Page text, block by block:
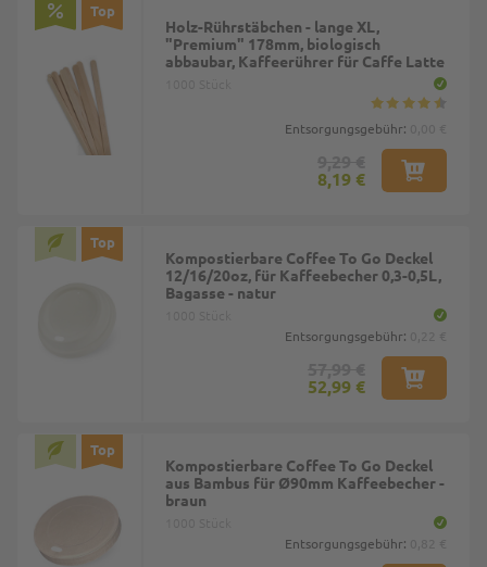
Top
Holz-Rührstäbchen - lange XL,
"Premium" 178mm, biologisch
abbaubar, Kaffeerührer für Caffe Latte
Entsorgungsgebühr:
8,19 €
Top
Kompostierbare Coffee To Go Deckel
12/16/20oz, für Kaffeebecher 0,3-0,5L,
Bagasse - natur
Entsorgungsgebühr:
52,99 €
Top
Kompostierbare Coffee To Go Deckel
aus Bambus für Ø90mm Kaffeebecher -
braun
Entsorgungsgebühr: